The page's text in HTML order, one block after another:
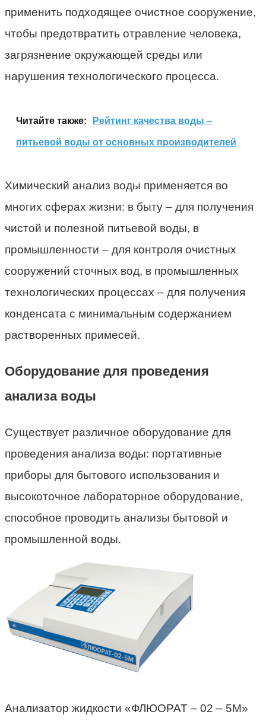
применить подходящее очистное сооружение,
чтобы предотвратить отравление человека,
загрязнение окружающей среды или
нарушения технологического процесса.
Читайте также: Рейтинг качества воды –
питьевой воды от основных производителей
Химический анализ воды применяется во
многих сферах жизни: в быту – для получения
чистой и полезной питьевой воды, в
промышленности – для контроля очистных
сооружений сточных вод, в промышленных
технологических процессах – для получения
конденсата с минимальным содержанием
растворенных примесей.
Оборудование для проведения
анализа воды
Существует различное оборудование для
проведения анализа воды: портативные
приборы для бытового использования и
высокоточное лабораторное оборудование,
способное проводить анализы бытовой и
промышленной воды.
Анализатор жидкости «ФЛЮОРАТ – 02 – 5М»